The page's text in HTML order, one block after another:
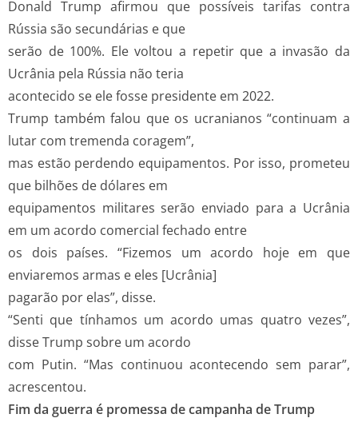
Donald Trump afirmou que possíveis tarifas contra
Rússia são secundárias e que
serão de 100%. Ele voltou a repetir que a invasão da
Ucrânia pela Rússia não teria
acontecido se ele fosse presidente em 2022.
Trump também falou que os ucranianos “continuam a
lutar com tremenda coragem”,
mas estão perdendo equipamentos. Por isso, prometeu
que bilhões de dólares em
equipamentos militares serão enviado para a Ucrânia
em um acordo comercial fechado entre
os dois países. “Fizemos um acordo hoje em que
enviaremos armas e eles [Ucrânia]
pagarão por elas”, disse.
“Senti que tínhamos um acordo umas quatro vezes”,
disse Trump sobre um acordo
com Putin. “Mas continuou acontecendo sem parar”,
acrescentou.
Fim da guerra é promessa de campanha de Trump